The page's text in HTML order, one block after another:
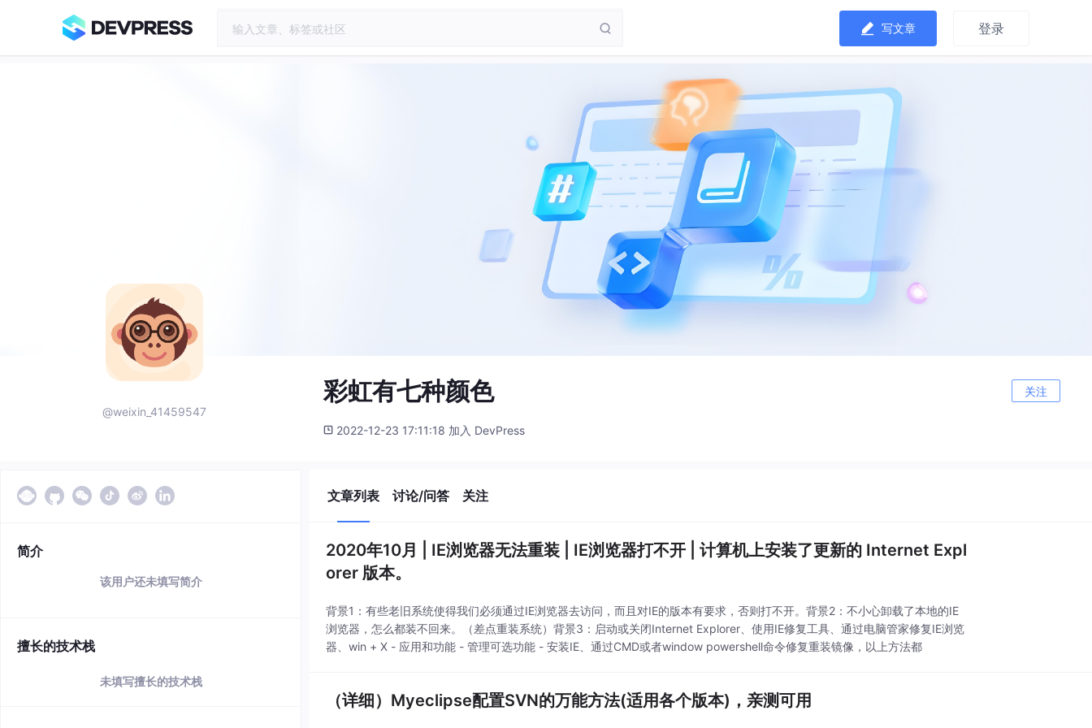
写文章 登录
@weixin_41459547
彩虹有七种颜色 关注
2022-12-23 17:11:18 加入 DevPress
简介
该用户还未填写简介
擅长的技术栈
未填写擅长的技术栈
文章列表 讨论/问答 关注
2020年10月 | IE浏览器无法重装 | IE浏览器打不开 | 计算机上安装了更新的 Internet Expl
orer 版本。
背景1：有些老旧系统使得我们必须通过IE浏览器去访问，而且对IE的版本有要求，否则打不开。背景2：不小心卸载了本地的IE
浏览器，怎么都装不回来。（差点重装系统）背景3：启动或关闭Internet Explorer、使用IE修复工具、通过电脑管家修复IE浏览
器、win + X - 应用和功能 - 管理可选功能 - 安装IE、通过CMD或者window powershell命令修复重装镜像，以上方法都
（详细）Myeclipse配置SVN的万能方法(适用各个版本)，亲测可用